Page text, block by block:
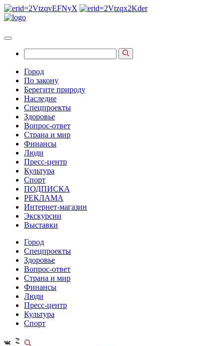
Город
По закону
Берегите природу
Наследие
Спецпроекты
Здоровье
Вопрос-ответ
Страна и мир
Финансы
Люди
Пресс-центр
Культура
Спорт
ПОДПИСКА
РЕКЛАМА
Интернет-магазин
Экскурсии
Выставки
Город
Спецпроекты
Здоровье
Вопрос-ответ
Страна и мир
Финансы
Люди
Пресс-центр
Культура
Спорт